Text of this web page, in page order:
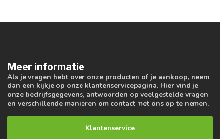
Meer informatie
Als je vragen hebt over onze producten of je aankoop, neem
dan een kijkje op onze klantenservicepagina. Hier vind je
onze bedrijfsgegevens, antwoorden op veelgestelde vragen
en verschillende manieren om contact met ons op te nemen.
Klantenservice